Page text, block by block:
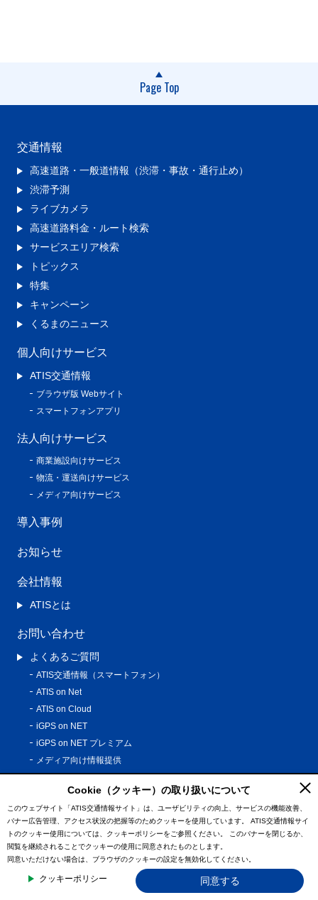
Page Top
交通情報
高速道路・一般道情報（渋滞・事故・通行止め）
渋滞予測
ライブカメラ
高速道路料金・ルート検索
サービスエリア検索
トピックス
特集
キャンペーン
くるまのニュース
個人向けサービス
ATIS交通情報
ブラウザ版 Webサイト
スマートフォンアプリ
法人向けサービス
商業施設向けサービス
物流・運送向けサービス
メディア向けサービス
導入事例
お知らせ
会社情報
ATISとは
お問い合わせ
よくあるご質問
ATIS交通情報（スマートフォン）
ATIS on Net
ATIS on Cloud
iGPS on NET
iGPS on NET プレミアム
メディア向け情報提供
ご利用ガイド
サイトマップ
プライバシーポリシー
利用規約
Cookie（クッキー）の取り扱いについて
このウェブサイト「ATIS交通情報サイト」は、ユーザビリティの向上、サービスの機能改善、
バナー広告管理、アクセス状況の把握等のためクッキーを使用しています。
ATIS交通情報サイ
トのクッキー使用については、クッキーポリシーをご参照ください。
このバナーを閉じるか、
閲覧を継続されることでクッキーの使用に同意されたものとします。
同意いただけない場合は、ブラウザのクッキーの設定を無効化してください。
クッキーポリシー 同意する